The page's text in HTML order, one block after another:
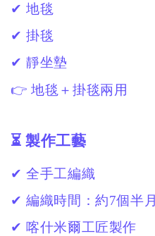
✔ 地毯
✔ 掛毯
✔ 靜坐墊
👉 地毯＋掛毯兩用
⏳ 製作工藝
✔ 全手工編織
✔ 編織時間：約7個半月
✔ 喀什米爾工匠製作